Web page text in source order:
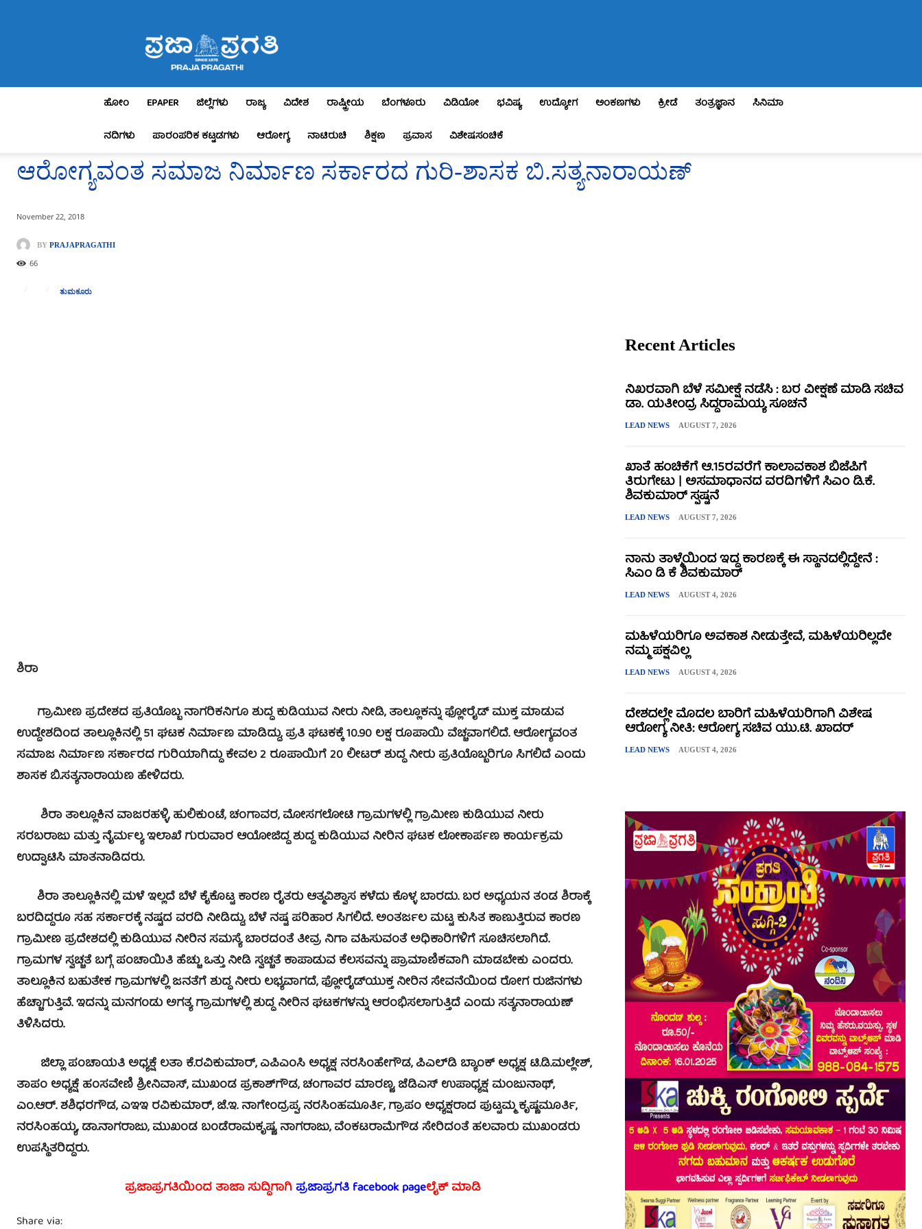
Pragathi
ಹೋಂ EPAPER ಜಿಲ್ಲೆಗಳು ರಾಜ್ಯ ವಿದೇಶ ರಾಷ್ಟ್ರೀಯ ಬೆಂಗಳೂರು ವಿಡಿಯೋ ಭವಿಷ್ಯ ಉದ್ಯೋಗ ಅಂಕಣಗಳು ಕ್ರೀಡೆ ತಂತ್ರಜ್ಞಾನ
ಸಿನಿಮಾ
ನದಿಗಳು
ಪಾರಂಪರಿಕ ಕಟ್ಟಡಗಳು ಆರೋಗ್ಯ ನಾಟಿರುಚಿ ಶಿಕ್ಷಣ ಪ್ರವಾಸ ವಿಶೇಷಸಂಚಿಕೆ
ಆರೋಗ್ಯವಂತ ಸಮಾಜ ನಿರ್ಮಾಣ ಸರ್ಕಾರದ ಗುರಿ-ಶಾಸಕ ಬಿ.ಸತ್ಯನಾರಾಯಣ್
November 22, 2018
BY PRAJAPRAGATHI
66
ತುಮಕೂರು
ಶಿರಾ
ಗ್ರಾಮೀಣ ಪ್ರದೇಶದ ಪ್ರತಿಯೊಬ್ಬ ನಾಗರಿಕನಿಗೂ ಶುದ್ಧ ಕುಡಿಯುವ ನೀರು ನೀಡಿ, ತಾಲ್ಲೂಕನ್ನು ಫ್ಲೋರೈಡ್ ಮುಕ್ತ ಮಾಡುವ
ಉದ್ದೇಶದಿಂದ ತಾಲ್ಲೂಕಿನಲ್ಲಿ 51 ಘಟಕ ನಿರ್ಮಾಣ ಮಾಡಿದ್ದು, ಪ್ರತಿ ಘಟಕಕ್ಕೆ 10.90 ಲಕ್ಷ ರೂಪಾಯಿ ವೆಚ್ಚವಾಗಲಿದೆ. ಆರೋಗ್ಯವಂತ
ಸಮಾಜ ನಿರ್ಮಾಣ ಸರ್ಕಾರದ ಗುರಿಯಾಗಿದ್ದು ಕೇವಲ 2 ರೂಪಾಯಿಗೆ 20 ಲೀಟರ್ ಶುದ್ಧ ನೀರು ಪ್ರತಿಯೊಬ್ಬರಿಗೂ ಸಿಗಲಿದೆ ಎಂದು
ಶಾಸಕ ಬಿ.ಸತ್ಯನಾರಾಯಣ ಹೇಳಿದರು.
ಶಿರಾ ತಾಲ್ಲೂಕಿನ ವಾಜರಹಳ್ಳಿ, ಹುಲಿಕುಂಟೆ, ಚಂಗಾವರ, ಮೋಸಗಲೋಟಿ ಗ್ರಾಮಗಳಲ್ಲಿ ಗ್ರಾಮೀಣ ಕುಡಿಯುವ ನೀರು
ಸರಬರಾಜು ಮತ್ತು ನೈರ್ಮಲ್ಯ ಇಲಾಖೆ ಗುರುವಾರ ಆಯೋಜಿದ್ದ ಶುದ್ದ ಕುಡಿಯುವ ನೀರಿನ ಘಟಕ ಲೋಕಾರ್ಪಣ ಕಾರ್ಯಕ್ರಮ
ಉದ್ಘಾಟಿಸಿ ಮಾತನಾಡಿದರು.
ಶಿರಾ ತಾಲ್ಲೂಕಿನಲ್ಲಿ ಮಳೆ ಇಲ್ಲದೆ ಬೆಳೆ ಕೈಕೊಟ್ಟ ಕಾರಣ ರೈತರು ಆತ್ಮವಿಶ್ವಾಸ ಕಳೆದು ಕೊಳ್ಳ ಬಾರದು. ಬರ ಅಧ್ಯಯನ ತಂಡ ಶಿರಾಕ್ಕೆ
ಬರದಿದ್ದರೂ ಸಹ ಸರ್ಕಾರಕ್ಕೆ ನಷ್ಟದ ವರದಿ ನೀಡಿದ್ದು, ಬೆಳೆ ನಷ್ಟ ಪರಿಹಾರ ಸಿಗಲಿದೆ. ಅಂತರ್ಜಲ ಮಟ್ಟ ಕುಸಿತ ಕಾಣುತ್ತಿರುವ ಕಾರಣ
ಗ್ರಾಮೀಣ ಪ್ರದೇಶದಲ್ಲಿ ಕುಡಿಯುವ ನೀರಿನ ಸಮಸ್ಯೆ ಬಾರದಂತೆ ತೀವ್ರ ನಿಗಾ ವಹಿಸುವಂತೆ ಅಧಿಕಾರಿಗಳಿಗೆ ಸೂಚಿಸಲಾಗಿದೆ.
ಗ್ರಾಮಗಳ ಸ್ವಚ್ಚತೆ ಬಗ್ಗೆ ಪಂಚಾಯಿತಿ ಹೆಚ್ಚು ಒತ್ತು ನೀಡಿ ಸ್ವಚ್ಚತೆ ಕಾಪಾಡುವ ಕೆಲಸವನ್ನು ಪ್ರಾಮಾಣಿಕವಾಗಿ ಮಾಡಬೇಕು ಎಂದರು.
ತಾಲ್ಲೂಕಿನ ಬಹುತೇಕ ಗ್ರಾಮಗಳಲ್ಲಿ ಜನತೆಗೆ ಶುದ್ಧ ನೀರು ಲಭ್ಯವಾಗದೆ, ಫ್ಲೋರೈಡ್‍ಯುಕ್ತ ನೀರಿನ ಸೇವನೆಯಿಂದ ರೋಗ ರುಜಿನಗಳು
ಹೆಚ್ಚಾಗುತ್ತಿವೆ. ಇದನ್ನು ಮನಗಂಡು ಅಗತ್ಯ ಗ್ರಾಮಗಳಲ್ಲಿ ಶುದ್ಧ ನೀರಿನ ಘಟಕಗಳನ್ನು ಆರಂಭಿಸಲಾಗುತ್ತಿದೆ ಎಂದು ಸತ್ಯನಾರಾಯಣ್
ತಿಳಿಸಿದರು.
ಜಿಲ್ಲಾ ಪಂಚಾಯತಿ ಅಧ್ಯಕ್ಷೆ ಲತಾ ಕೆ.ರವಿಕುಮಾರ್, ಎಪಿಎಂಸಿ ಅಧ್ಯಕ್ಷ ನರಸಿಂಹೇಗೌಡ, ಪಿಎಲ್‍ಡಿ ಬ್ಯಾಂಕ್ ಅಧ್ಯಕ್ಷ ಟಿ.ಡಿ.ಮಲ್ಲೇಶ್,
ತಾಪಂ ಅಧ್ಯಕ್ಷೆ ಹಂಸವೇಣಿ ಶ್ರೀನಿವಾಸ್, ಮುಖಂಡ ಪ್ರಕಾಶ್‍ಗೌಡ, ಚಂಗಾವರ ಮಾರಣ್ಣ, ಜೆಡಿಎಸ್ ಉಪಾಧ್ಯಕ್ಷ ಮಂಜುನಾಥ್,
ಎಂ.ಆರ್. ಶಶಿಧರಗೌಡ, ಎಇಇ ರವಿಕುಮಾರ್, ಜೆ.ಇ. ನಾಗೇಂದ್ರಪ್ಪ, ನರಸಿಂಹಮೂರ್ತಿ, ಗ್ರಾಪಂ ಅಧ್ಯಕ್ಷರಾದ ಪುಟ್ಟಮ್ಮ ಕೃಷ್ಣಮೂರ್ತಿ,
ನರಸಿಂಹಯ್ಯ, ಡಾ.ನಾಗರಾಜು, ಮುಖಂಡ ಬಂಡೆರಾಮಕೃಷ್ಣ, ನಾಗರಾಜು, ವೆಂಕಟರಾಮೆಗೌಡ ಸೇರಿದಂತೆ ಹಲವಾರು ಮುಖಂಡರು
ಉಪಸ್ಥಿತರಿದ್ದರು.
ಪ್ರಜಾಪ್ರಗತಿಯಿಂದ ತಾಜಾ ಸುದ್ದಿಗಾಗಿ ಪ್ರಜಾಪ್ರಗತಿ facebook pageಲೈಕ್ ಮಾಡಿ
Share via:
Recent Articles
ನಿಖರವಾಗಿ ಬೆಳೆ ಸಮೀಕ್ಷೆ ನಡೆಸಿ : ಬರ ವೀಕ್ಷಣೆ ಮಾಡಿ ಸಚಿವ
ಡಾ. ಯತೀಂದ್ರ ಸಿದ್ದರಾಮಯ್ಯ ಸೂಚನೆ
LEAD NEWS AUGUST 7, 2026
ಖಾತೆ ಹಂಚಿಕೆಗೆ ಆ.15ರವರೆಗೆ ಕಾಲಾವಕಾಶ ಬಿಜೆಪಿಗೆ
ತಿರುಗೇಟು | ಅಸಮಾಧಾನದ ವರದಿಗಳಿಗೆ ಸಿಎಂ ಡಿ.ಕೆ.
ಶಿವಕುಮಾರ್ ಸ್ಪಷ್ಟನೆ
LEAD NEWS AUGUST 7, 2026
ನಾನು ತಾಳ್ಮೆಯಿಂದ ಇದ್ದ ಕಾರಣಕ್ಕೆ ಈ ಸ್ಥಾನದಲ್ಲಿದ್ದೇನೆ :
ಸಿಎಂ ಡಿ ಕೆ ಶಿವಕುಮಾರ್
LEAD NEWS AUGUST 4, 2026
ಮಹಿಳೆಯರಿಗೂ ಅವಕಾಶ ನೀಡುತ್ತೇವೆ, ಮಹಿಳೆಯರಿಲ್ಲದೇ
ನಮ್ಮ ಪಕ್ಷವಿಲ್ಲ
LEAD NEWS AUGUST 4, 2026
ದೇಶದಲ್ಲೇ ಮೊದಲ ಬಾರಿಗೆ ಮಹಿಳೆಯರಿಗಾಗಿ ವಿಶೇಷ
ಆರೋಗ್ಯ ನೀತಿ: ಆರೋಗ್ಯ ಸಚಿವ ಯು.ಟಿ. ಖಾದರ್
LEAD NEWS AUGUST 4, 2026